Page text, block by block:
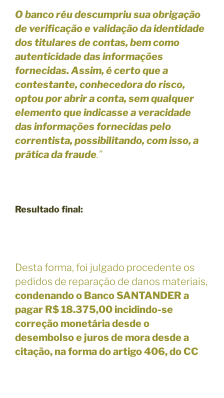
O banco réu descumpriu sua obrigação
de verificação e validação da identidade
dos titulares de contas, bem como
autenticidade das informações
fornecidas. Assim, é certo que a
contestante, conhecedora do risco,
optou por abrir a conta, sem qualquer
elemento que indicasse a veracidade
das informações fornecidas pelo
correntista, possibilitando, com isso, a
prática da fraude.”
Resultado final:
Desta forma, foi julgado procedente os
pedidos de reparação de danos materiais,
condenando o Banco SANTANDER a
pagar R$ 18.375,00 incidindo-se
correção monetária desde o
desembolso e juros de mora desde a
citação, na forma do artigo 406, do CC